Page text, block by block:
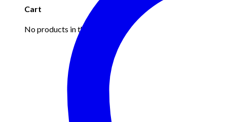
Cart
No products in the cart.